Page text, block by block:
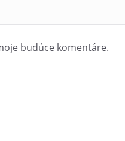
budúce komentáre.